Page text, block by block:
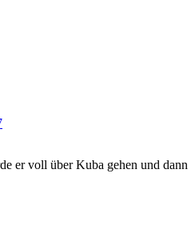
er voll über Kuba gehen und dann